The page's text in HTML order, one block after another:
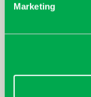
Marketing